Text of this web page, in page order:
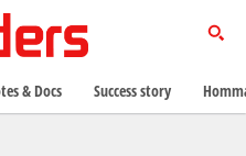
& Docs Success story